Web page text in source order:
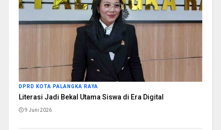
DPRD KOTA PALANGKA RAYA
Literasi Jadi Bekal Utama Siswa di Era Digital
9 Juni 2026